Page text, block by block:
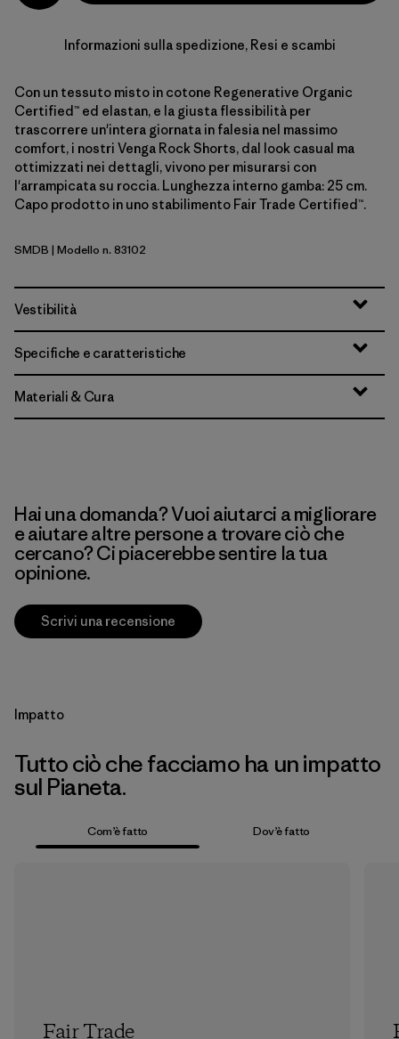
Informazioni sulla spedizione, Resi e scambi
Con un tessuto misto in cotone Regenerative Organic
Certified™ ed elastan, e la giusta flessibilità per
trascorrere un'intera giornata in falesia nel massimo
comfort, i nostri Venga Rock Shorts, dal look casual ma
ottimizzati nei dettagli, vivono per misurarsi con
l'arrampicata su roccia. Lunghezza interno gamba: 25 cm.
Capo prodotto in uno stabilimento Fair Trade Certified™.
Smolder Blue
SMDB | Modello n. 83102
Vestibilità
Specifiche e caratteristiche
Materiali & Cura
Hai una domanda? Vuoi aiutarci a migliorare
e aiutare altre persone a trovare ciò che
cercano? Ci piacerebbe sentire la tua
opinione.
Scrivi una recensione
Impatto
Tutto ciò che facciamo ha un impatto
sul Pianeta.
Com’è fatto Dov’è fatto
Fair Trade